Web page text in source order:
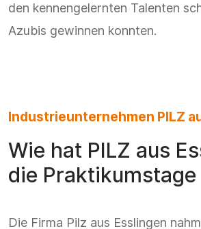
den kennengelernten Talenten
Azubis gewinnen konnten.
Industrieunternehmen PILZ
Wie hat PILZ aus
die
Die Firma Pilz aus Esslingen